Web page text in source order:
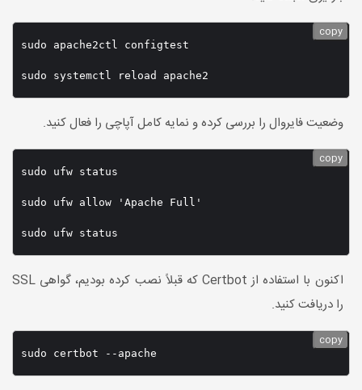
sudo apache2ctl configtest
copy
وضعیت فایروال را بررسی کرده و نمایه کامل آپاچی را فعال کنید.
sudo ufw status
sudo ufw allow 'Apache Full'
copy
اکنون با استفاده از Certbot که قبلاً نصب کرده بودیم، گواهی SSL
را دریافت کنید.
sudo certbot --apache
copy